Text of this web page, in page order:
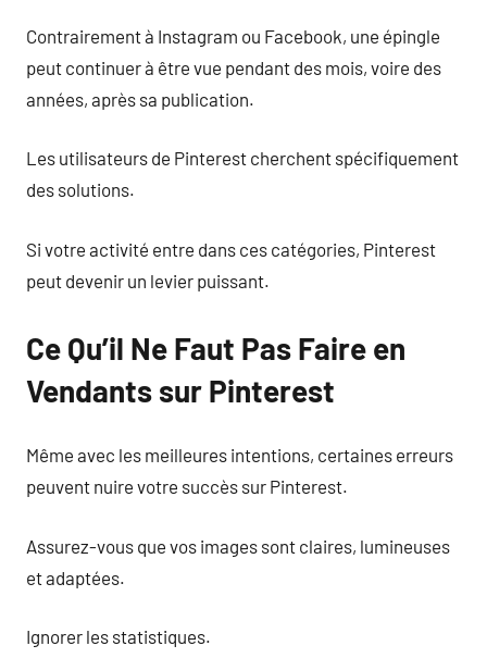
Contrairement à Instagram ou Facebook, une épingle
peut continuer à être vue pendant des mois, voire des
années, après sa publication.
Les utilisateurs de Pinterest cherchent spécifiquement
des solutions.
Si votre activité entre dans ces catégories, Pinterest
peut devenir un levier puissant.
Ce Qu’il Ne Faut Pas Faire en
Vendants sur Pinterest
Même avec les meilleures intentions, certaines erreurs
peuvent nuire votre succès sur Pinterest.
Assurez-vous que vos images sont claires, lumineuses
et adaptées.
Ignorer les statistiques.